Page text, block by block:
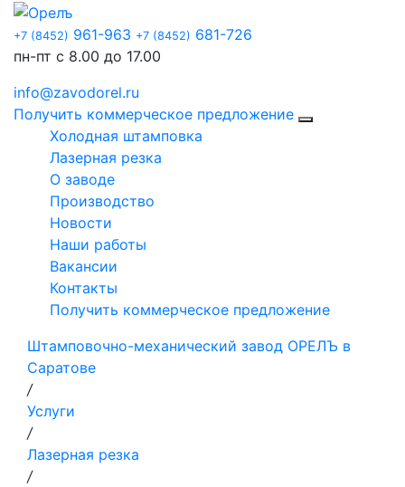
+7 (8452) 961-963 +7 (8452) 681-726
пн-пт с 8.00 до 17.00
info@zavodorel.ru
Получить коммерческое предложение
Холодная штамповка
Лазерная резка
О заводе
Производство
Новости
Наши работы
Вакансии
Контакты
Получить коммерческое предложение
Штамповочно-механический завод ОРЕЛЪ в
Саратове
/
Услуги
/
Лазерная резка
/